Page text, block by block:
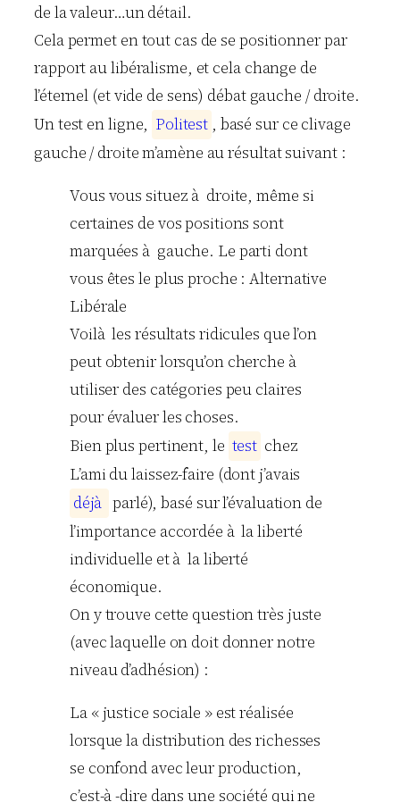
de la valeur…un détail.
Cela permet en tout cas de se positionner par
rapport au libéralisme, et cela change de
l’éternel (et vide de sens) débat gauche / droite.
Un test en ligne, Politest , basé sur ce clivage
gauche / droite m’amène au résultat suivant :
Vous vous situez à droite, même si
certaines de vos positions sont
marquées à gauche. Le parti dont
vous êtes le plus proche : Alternative
Libérale
Voilà les résultats ridicules que l’on
peut obtenir lorsqu’on cherche à
utiliser des catégories peu claires
pour évaluer les choses.
Bien plus pertinent, le test chez
L’ami du laissez-faire (dont j’avais
déjà parlé), basé sur l’évaluation de
l’importance accordée à la liberté
individuelle et à la liberté
économique.
On y trouve cette question très juste
(avec laquelle on doit donner notre
niveau d’adhésion) :
La « justice sociale » est réalisée
lorsque la distribution des richesses
se confond avec leur production,
c’est-à -dire dans une société qui ne